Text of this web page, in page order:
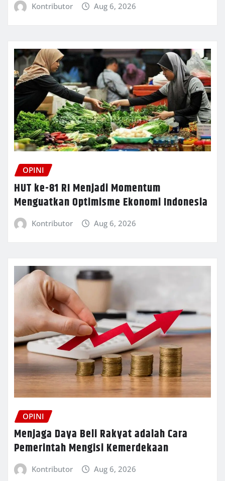
Kontributor Aug 6, 2026
OPINI
HUT ke-81 RI Menjadi Momentum
Menguatkan Optimisme Ekonomi Indonesia
Kontributor Aug 6, 2026
OPINI
Menjaga Daya Beli Rakyat adalah Cara
Pemerintah Mengisi Kemerdekaan
Kontributor Aug 6, 2026